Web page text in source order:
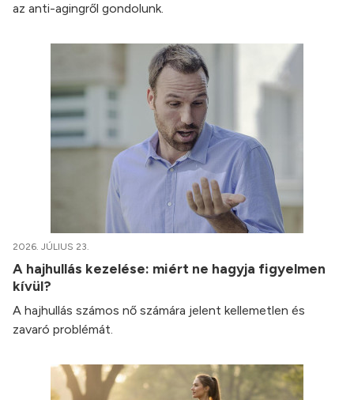
az anti-agingről gondolunk.
2026. JÚLIUS 23.
A hajhullás kezelése: miért ne hagyja figyelmen
kívül?
A hajhullás számos nő számára jelent kellemetlen és
zavaró problémát.